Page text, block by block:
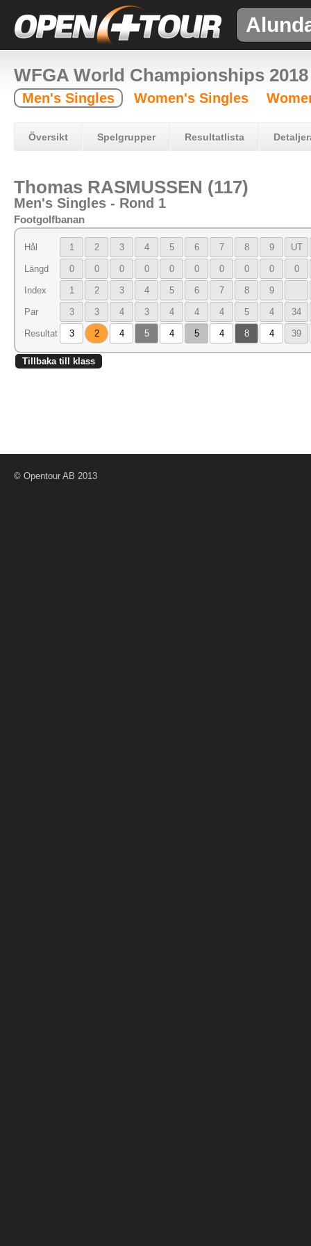
WFGA World Championships 2018
Men's Singles Women's Singles
Översikt Spelgrupper Resultatlista
Thomas RASMUSSEN (117)
Men's Singles - Rond 1
Footgolfbanan
Hål 1 2 3 4 5 6 7 8 9 UT
Längd 0 0 0 0 0 0 0 0 0 0
Index 1 2 3 4 5 6 7 8 9
Par 3 3 4 3 4 4 4 5 4 34
Resultat 3 2 4 5 4 5 4 8 4 39
Tillbaka till klass
© Opentour AB 2013